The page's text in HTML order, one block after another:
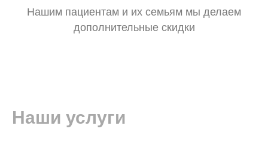
Нашим пациентам и их семьям мы делаем
дополнительные скидки
Наши услуги